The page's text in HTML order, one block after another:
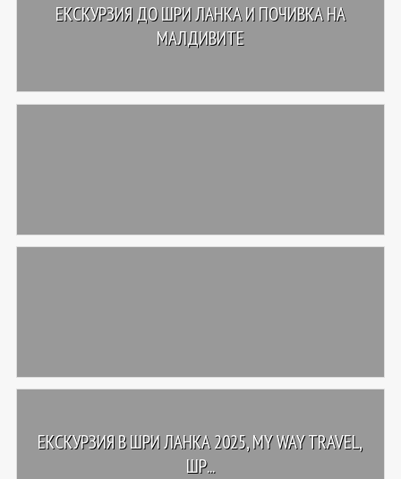
КОНТАКТИЕКСКУРЗИЯ ДО ШРИ ЛАНКА И ПОЧИВКА НА
МАЛДИВИТЕ
ЕКСКУРЗИЯ В ШРИ ЛАНКА 2025, MY WAY TRAVEL,
ШР...